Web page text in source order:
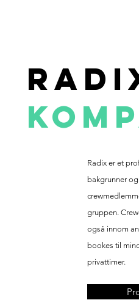
Radix er et
bakgrunner
gruppen.
også innom
bookes til
privattimer.